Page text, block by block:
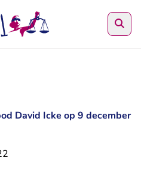
David Icke op 9 december